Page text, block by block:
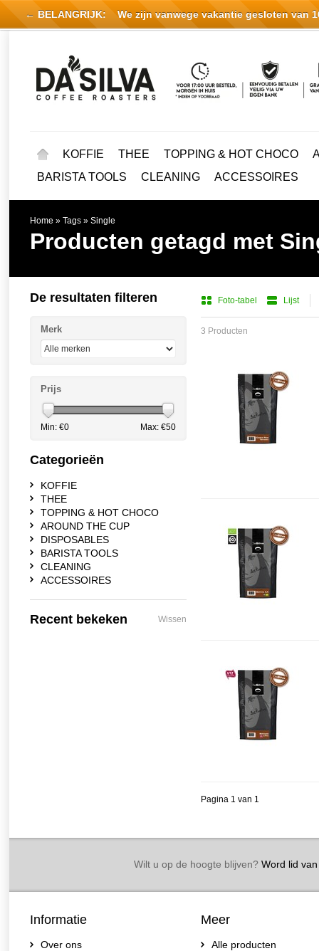
KOFFIE THEE TOPPING & HOT CHOCO
BARISTA TOOLS
CLEANING ACCESSOIRES
Home » Tags » Single
Producten getagd met
Foto-tabel Lijst
3 Producten
Pagina 1 van 1
De resultaten filteren
Merk
Prijs
Min: €0 Max: €50
Categorieën
KOFFIE
THEE
TOPPING & HOT CHOCO
AROUND THE CUP
DISPOSABLES
BARISTA TOOLS
CLEANING
ACCESSOIRES
Recent bekeken Wissen
Wilt u op de hoogte blijven?Word lid van
Informatie
Over ons
Meer
Alle producten
← BELANGRIJK: We zijn vanwege vakantie gesloten van